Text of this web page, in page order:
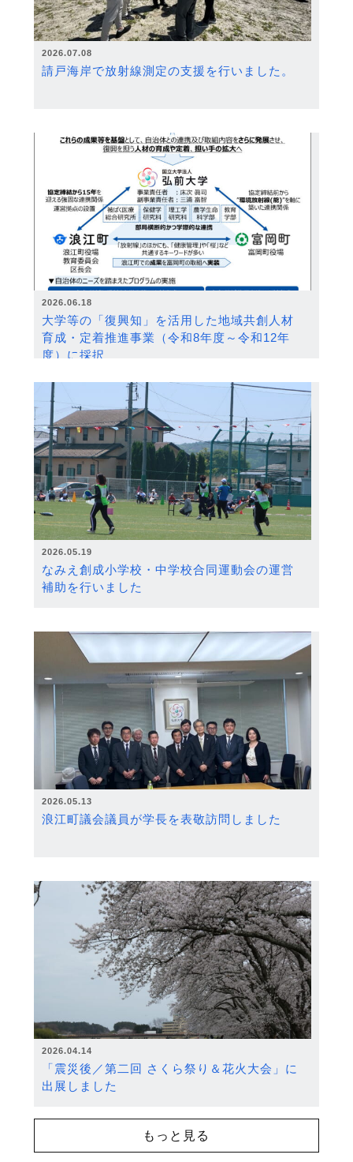
2026.07.08
請戸海岸で放射線測定の支援を行いました。
2026.06.18
大学等の「復興知」を活用した地域共創人材
育成・定着推進事業（令和8年度～令和12年
度）に採択
2026.05.19
なみえ創成小学校・中学校合同運動会の運営
補助を行いました
2026.05.13
浪江町議会議員が学長を表敬訪問しました
2026.04.14
「震災後／第二回 さくら祭り＆花火大会」に
出展しました
もっと見る